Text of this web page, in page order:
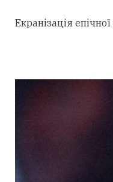
Екранізація